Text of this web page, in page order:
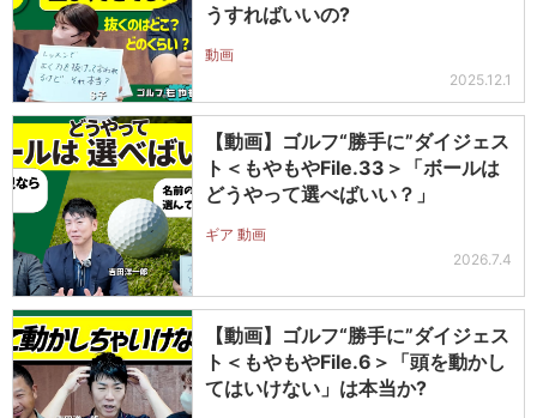
うすればいいの?
動画
2025.12.1
【動画】ゴルフ“勝手に”ダイジェス
ト＜もやもやFile.33＞「ボールは
どうやって選べばいい？」
ギア 動画
2026.7.4
【動画】ゴルフ“勝手に”ダイジェス
ト＜もやもやFile.6＞「頭を動かし
てはいけない」は本当か?